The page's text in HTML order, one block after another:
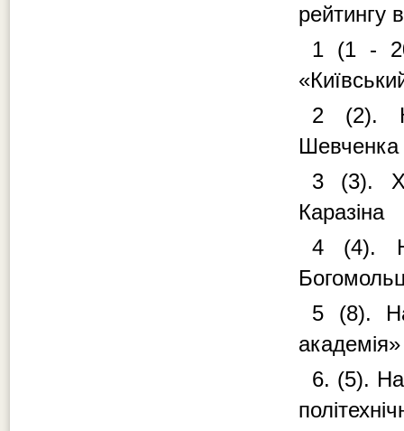
рейтингу
1 (1 -
2 (2).
Шевченка
3 (3).
Каразіна
4 (4).
5 (8).
академія»
6. (5).